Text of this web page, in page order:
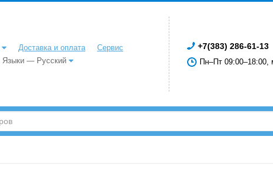
Доставка и оплата
Сервис
Языки — Русский
+7(383) 286-61-13
Пн–Пт